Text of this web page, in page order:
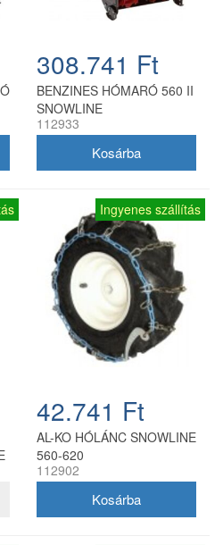
308.741 Ft
BENZINES HÓMARÓ 560 II
SNOWLINE
112933
Ingyenes szállítás
42.741 Ft
AL-KO HÓLÁNC SNOWLINE
560-620
112902